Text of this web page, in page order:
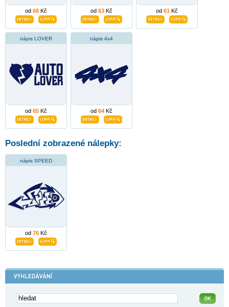
od 68 Kč od 63 Kč od 61 Kč
nápis LOVER
od 65 Kč
nápis 4x4
od 64 Kč
Poslední zobrazené nálepky:
nápis SPEED
od 76 Kč